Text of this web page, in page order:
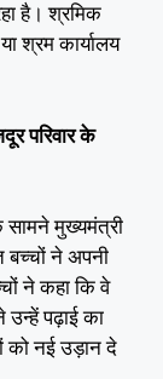
है। श्रमिक
श्रम कार्यालय
परिवार के
सामने मुख्यमंत्री
बच्चों ने अपनी
ने कहा कि वे
उन्हें पढ़ाई का
को नई उड़ान दे